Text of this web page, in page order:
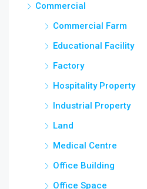
Commercial
Commercial Farm
Educational Facility
Factory
Hospitality Property
Industrial Property
Land
Medical Centre
Office Building
Office Space